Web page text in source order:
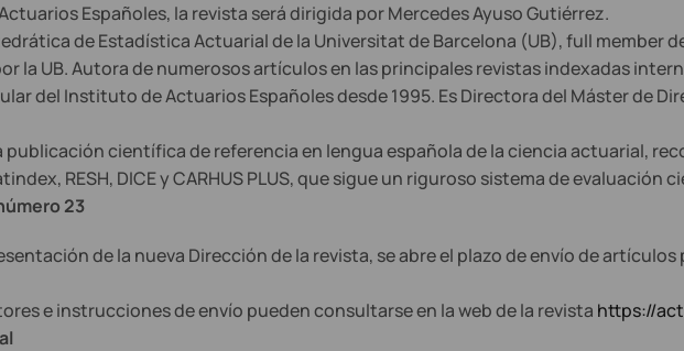
Españoles, la revista será dirigida por Mercedes Ayuso Gutiérrez.
de Estadística Actuarial de la Universitat de Barcelona (UB), full member
la UB. Autora de numerosos artículos en las principales revistas indexadas
del Instituto de Actuarios Españoles desde 1995. Es Directora del Máster de
publicación científica de referencia en lengua española de la ciencia actuarial,
RESH, DICE y CARHUS PLUS, que sigue un riguroso sistema de evaluación
23
de la nueva Dirección de la revista, se abre el plazo de envío de
e instrucciones de envío pueden consultarse en la web de la revista https://